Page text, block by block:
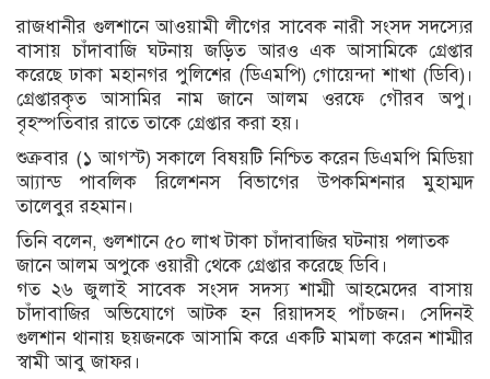
রাজধানীর গুলশানে আওয়ামী লীগের সাবেক নারী সংসদ সদস্যের
বাসায় চাঁদাবাজি ঘটনায় জড়িত আরও এক আসামিকে গ্রেপ্তার
করেছে ঢাকা মহানগর পুলিশের (ডিএমপি) গোয়েন্দা শাখা (ডিবি)।
গ্রেপ্তারকৃত আসামির নাম জানে আলম ওরফে গৌরব অপু।
বৃহস্পতিবার রাতে তাকে গ্রেপ্তার করা হয়।
শুক্রবার (১ আগস্ট) সকালে বিষয়টি নিশ্চিত করেন ডিএমপি মিডিয়া
আ্যান্ড পাবলিক রিলেশনস বিভাগের উপকমিশনার মুহাম্মদ
তালেবুর রহমান।
তিনি বলেন, গুলশানে ৫০ লাখ টাকা চাঁদাবাজির ঘটনায় পলাতক
জানে আলম অপুকে ওয়ারী থেকে গ্রেপ্তার করেছে ডিবি।
গত ২৬ জুলাই সাবেক সংসদ সদস্য শাম্মী আহমেদের বাসায়
চাঁদাবাজির অভিযোগে আটক হন রিয়াদসহ পাঁচজন। সেদিনই
গুলশান থানায় ছয়জনকে আসামি করে একটি মামলা করেন শাম্মীর
স্বামী আবু জাফর।